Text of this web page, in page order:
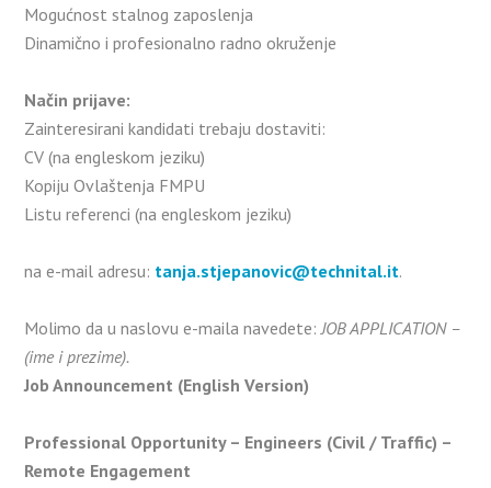
Mogućnost stalnog zaposlenja
Dinamično i profesionalno radno okruženje
Način prijave:
Zainteresirani kandidati trebaju dostaviti:
CV (na engleskom jeziku)
Kopiju Ovlaštenja FMPU
Listu referenci (na engleskom jeziku)
na e-mail adresu: tanja.stjepanovic@technital.it.
Molimo da u naslovu e-maila navedete:JOB APPLICATION –
(ime i prezime).
Job Announcement (English Version)
Professional Opportunity – Engineers (Civil / Traffic) –
Remote Engagement